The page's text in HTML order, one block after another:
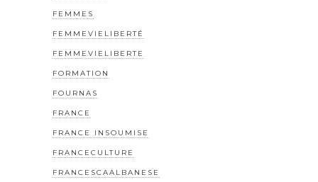
FEMMES
FEMMEVIELIBERTÉ
FEMMEVIELIBERTE
FORMATION
FOURNAS
FRANCE
FRANCE INSOUMISE
FRANCECULTURE
FRANCESCAALBANESE